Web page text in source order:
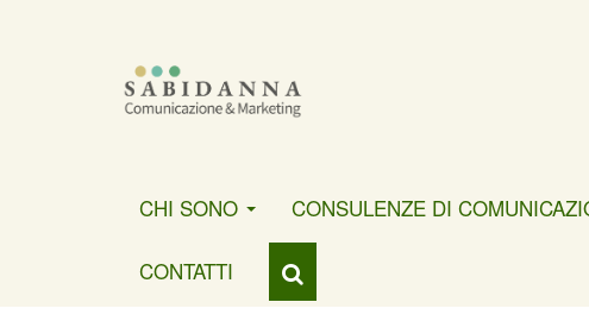
CHI SONO CONSULENZE DI
CONTATTI